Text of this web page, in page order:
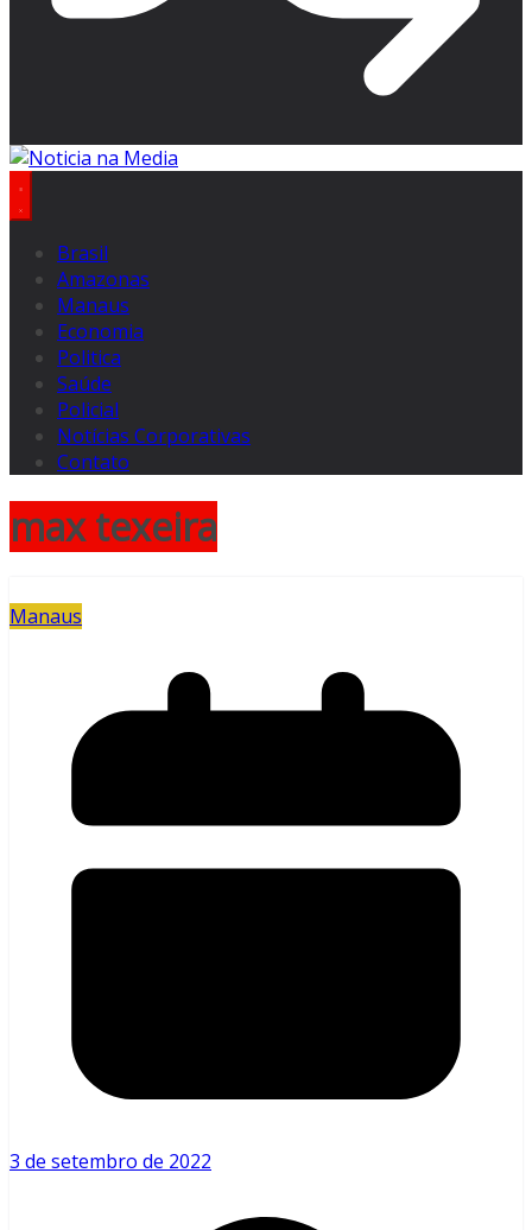
Brasil
Amazonas
Manaus
Economia
Politica
Saúde
Policial
Notícias Corporativas
Contato
max texeira
Manaus
3 de setembro de 2022